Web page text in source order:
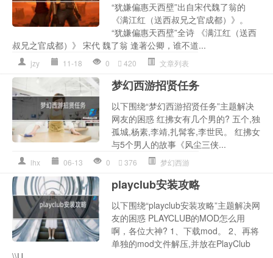
“犹嫌偏惠天西壁”出自宋代魏了翁的
《满江红（送西叔兄之官成都）》。
“犹嫌偏惠天西壁”全诗 《满江红（送西
叔兄之官成都）》 宋代 魏了翁 逢著公卿，谁不道...
jzy 11-18 0 420 文章列表
梦幻西游招贤任务
以下围绕“梦幻西游招贤任务”主题解决
网友的困惑 红拂女有几个男的? 五个,独
孤城,杨素,李靖,扎髯客,李世民。 红拂女
与5个男人的故事《风尘三侠...
lhx 06-13 0 376 梦幻西游
playclub安装攻略
以下围绕“playclub安装攻略”主题解决网
友的困惑 PLAYCLUB的MOD怎么用
啊，各位大神? 1、下载mod。 2、再将
单独的mod文件解压,并放在PlayClub